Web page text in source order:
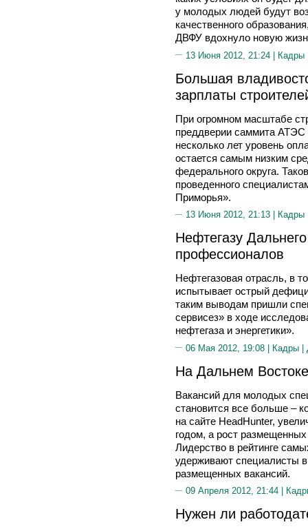
у молодых людей будут
качественного
ДВФУ вдохнуло новую
13 Июня 2012, 21:24 | Кадры
Большая
зарплаты
При огромном масштабе
преддверии саммита АТЭС
несколько лет уровень
остается самым низким
федерального округа.
проведенного
Приморья».
13 Июня 2012, 21:13 | Кадры
Нефтегазу
профессионалов
Нефтегазовая отрасль, в
испытывает острый
таким выводам пришли
сервисез» в ходе
нефтегаза и энергетики».
06 Мая 2012, 19:08 | Кадры |
На Дальнем
Вакансий для молодых
становится все больше –
на сайте HeadHunter,
годом, а рост
Лидерство в рейтинге
удерживают специалисты
размещенных вакансий.
09 Апреля 2012, 21:44 |
Нужен ли